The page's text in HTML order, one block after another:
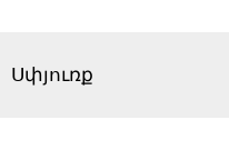
Սփյուռք